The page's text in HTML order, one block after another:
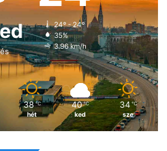
24º - 24º
35%
3.96 km/h
38 ℃
hét
40 ℃
ked
34 ℃
sze